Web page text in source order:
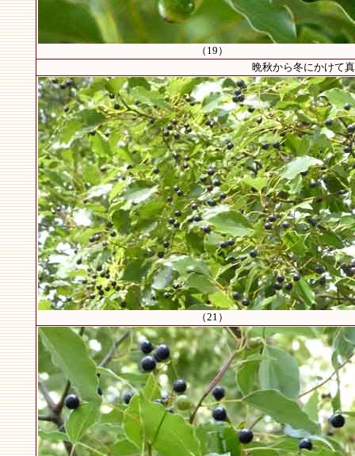
（19）
晩秋から冬にかけて
（21）